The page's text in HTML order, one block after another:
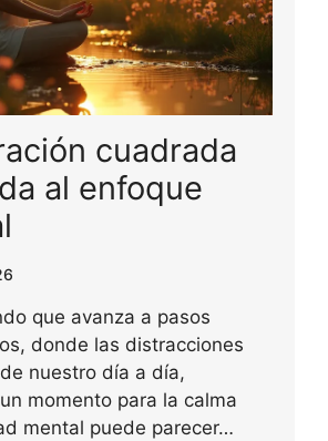
cuadrada
al enfoque
que avanza a pasos
donde las distracciones
nuestro día a día,
momento para la calma
mental puede parecer…